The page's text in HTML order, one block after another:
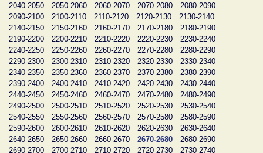
2040-2050
2050-2060 2060-2070 2070-2080
2080-2090
2090-2100
2100-2110 2110-2120 2120-2130
2130-2140
2140-2150
2150-2160 2160-2170 2170-2180
2180-2190
2190-2200
2200-2210 2210-2220 2220-2230
2230-2240
2240-2250
2250-2260 2260-2270 2270-2280
2280-2290
2290-2300
2300-2310 2310-2320 2320-2330
2330-2340
2340-2350
2350-2360 2360-2370 2370-2380
2380-2390
2390-2400
2400-2410 2410-2420 2420-2430
2430-2440
2440-2450
2450-2460 2460-2470 2470-2480
2480-2490
2490-2500
2500-2510 2510-2520 2520-2530
2530-2540
2540-2550
2550-2560 2560-2570 2570-2580
2580-2590
2590-2600
2600-2610 2610-2620 2620-2630
2630-2640
2640-2650
2650-2660 2660-2670 2670-2680
2680-2690
2690-2700
2700-2710 2710-2720 2720-2730
2730-2740